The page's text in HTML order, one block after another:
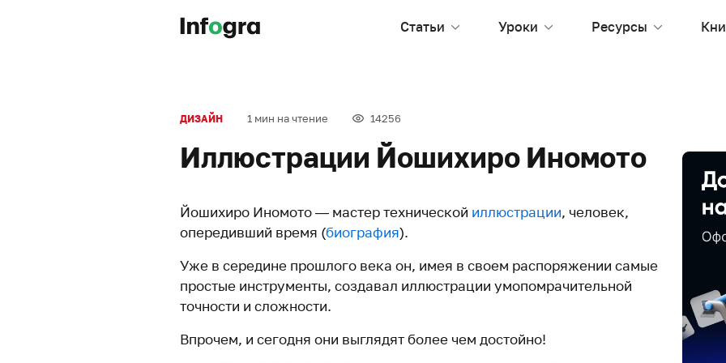
Статьи Уроки Ресурсы
ДИЗАЙН 1 мин на чтение 14256
Иллюстрации Йошихиро Иномото
Йошихиро Иномото — мастер технической иллюстрации, человек,
опередивший время (биография).
Уже в середине прошлого века он, имея в своем распоряжении самые
простые инструменты, создавал иллюстрации умопомрачительной
точности и сложности.
Впрочем, и сегодня они выглядят более чем достойно!